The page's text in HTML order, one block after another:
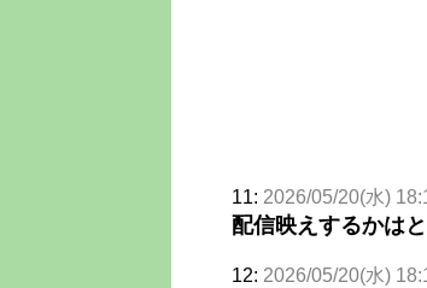
11: 2026/05/20(水)
配信映えするかは
12: 2026/05/20(水)